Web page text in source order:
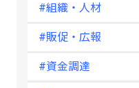
#組織・人材
#販促・広報
#資金調達